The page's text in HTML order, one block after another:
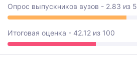
Опрос выпускников вузов - 2.83 из 5
Итоговая оценка - 42.12 из 100